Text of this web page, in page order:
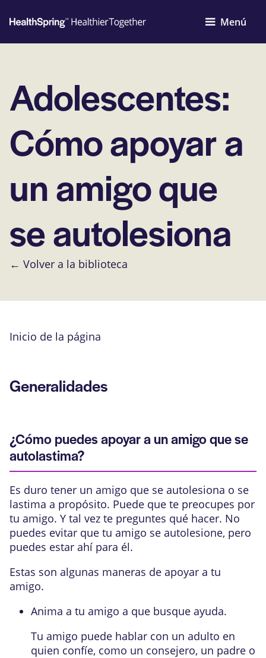
Menú
Adolescentes:
Cómo apoyar a
un amigo que
se autolesiona
← Volver a la biblioteca
Inicio de la página
Generalidades
¿Cómo puedes apoyar a un amigo que se
autolastima?
Es duro tener un amigo que se autolesiona o se
lastima a propósito. Puede que te preocupes por
tu amigo. Y tal vez te preguntes qué hacer. No
puedes evitar que tu amigo se autolesione, pero
puedes estar ahí para él.
Estas son algunas maneras de apoyar a tu
amigo.
Anima a tu amigo a que busque ayuda.
Tu amigo puede hablar con un adulto en
quien confíe, como un consejero, un padre o